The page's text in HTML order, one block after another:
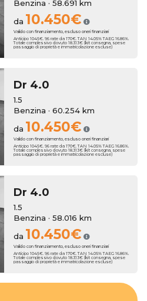
Benzina · 58.691 km
da 10.450€
Valido con finanziamento, escluso oneri finanziari
Anticipo 1045€. 96 rate da 170€. TAN 14.05% TAEG 16.86%.
Totale complessivo dovuto 18.313€ (kit consegna, spese
passaggio di proprietà e immatricolazione escluse)
Dr 4.0
1.5
Benzina · 60.254 km
da 10.450€
Valido con finanziamento, escluso oneri finanziari
Anticipo 1045€. 96 rate da 170€. TAN 14.05% TAEG 16.86%.
Totale complessivo dovuto 18.313€ (kit consegna, spese
passaggio di proprietà e immatricolazione escluse)
Dr 4.0
1.5
Benzina · 58.016 km
da 10.450€
Valido con finanziamento, escluso oneri finanziari
Anticipo 1045€. 96 rate da 170€. TAN 14.05% TAEG 16.86%.
Totale complessivo dovuto 18.313€ (kit consegna, spese
passaggio di proprietà e immatricolazione escluse)